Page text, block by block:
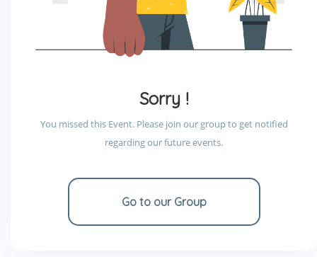
Sorry !
You missed this Event. Please join our group to get notified
regarding our future events.
Go to our Group